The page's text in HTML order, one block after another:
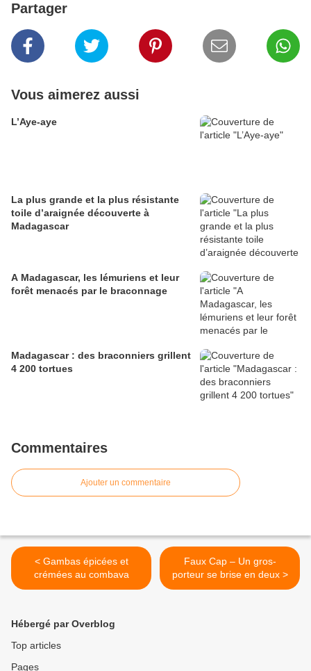
Partager
Vous aimerez aussi
L’Aye-aye
La plus grande et la plus résistante
toile d’araignée découverte à
Madagascar
A Madagascar, les lémuriens et leur
forêt menacés par le braconnage
Madagascar : des braconniers grillent
4 200 tortues
Commentaires
Ajouter un commentaire
< Gambas épicées et
crémées au combava
Faux Cap – Un gros-
porteur se brise en deux >
Hébergé par Overblog
Top articles
Pages